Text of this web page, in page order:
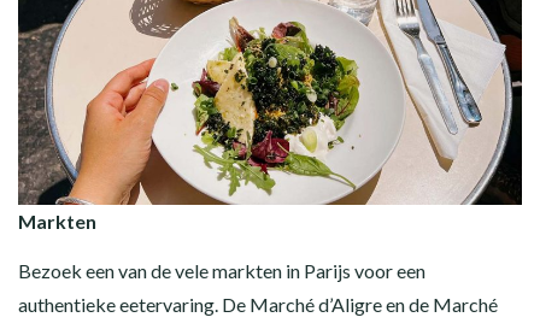
Markten
Bezoek een van de vele markten in Parijs voor een
authentieke eetervaring. De Marché d’Aligre en de Marché